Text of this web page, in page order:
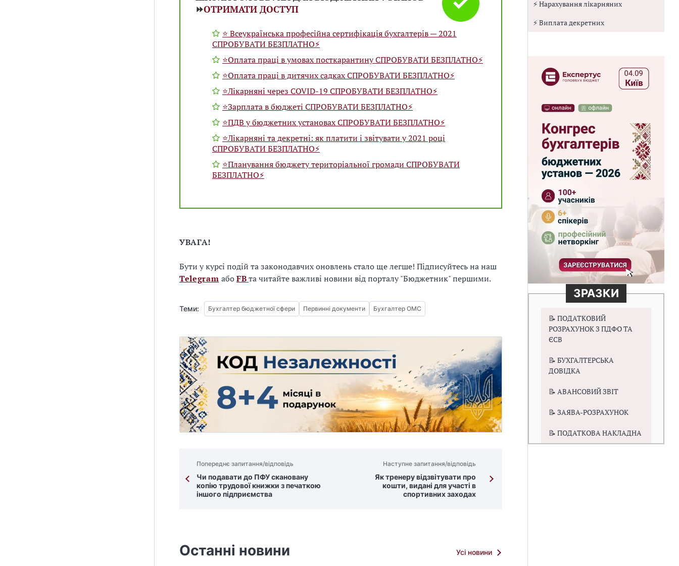
⏩ОТРИМАТИ ДОСТУП
⭐️ Всеукраїнська професійна сертифікація бухгалтерів — 2021
СПРОБУВАТИ БЕЗПЛАТНО⚡️
⭐️Оплата праці в умовах посткарантину СПРОБУВАТИ БЕЗПЛАТНО⚡️
⭐️Оплата праці в дитячих садках СПРОБУВАТИ БЕЗПЛАТНО⚡️
⭐️Лікарняні через COVID-19 СПРОБУВАТИ БЕЗПЛАТНО⚡️
⭐️Зарплата в бюджеті СПРОБУВАТИ БЕЗПЛАТНО⚡️
⭐️ПДВ у бюджетних установах СПРОБУВАТИ БЕЗПЛАТНО⚡️
⭐️Лікарняні та декретні: як платити і звітувати у 2021 році
СПРОБУВАТИ БЕЗПЛАТНО⚡️
⭐️Планування бюджету територіальної громади СПРОБУВАТИ
БЕЗПЛАТНО⚡️
УВАГА!
Бути у курсі подій та законодавчих оновлень стало ще легше! Підписуйтесь на наш
Telegram абоFBта читайте важливі новини від порталу "Бюджетник" першими.
Теми: Бухгалтер бюджетної сфери Первинні документи Бухгалтер ОМС
Попереднє запитання/відповідь
Чи подавати до ПФУ скановану
копію трудової книжки з печаткою
іншого підприємства
Наступне запитання/відповідь
Як тренеру відзвітувати про
кошти, видані для участі в
спортивних заходах
Останні новини Усі новини
⚡ Нарахування лікарняних
⚡ Виплата декретних
ЗРАЗКИ
📝 ПОДАТКОВИЙ
РОЗРАХУНОК З ПДФО ТА
ЄСВ
📝 БУХГАЛТЕРСЬКА
ДОВІДКА
📝 АВАНСОВИЙ ЗВІТ
📝 ЗАЯВА-РОЗРАХУНОК
📝 ПОДАТКОВА НАКЛАДНА